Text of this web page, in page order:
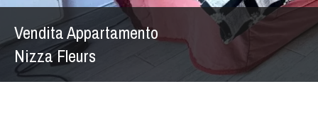
Vendita Appartamento
Nizza Fleurs